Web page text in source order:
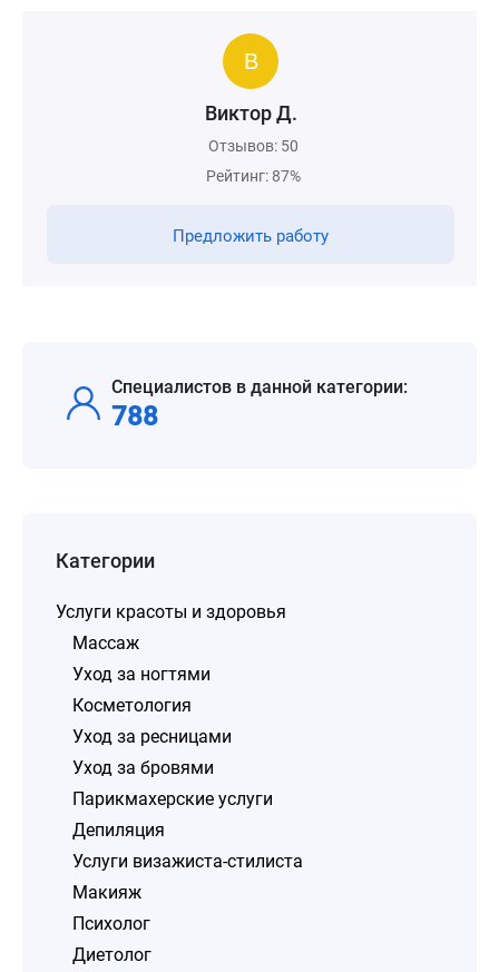
Виктор Д.
Отзывов: 50
Рейтинг: 87%
Предложить работу
Специалистов в данной категории:
788
Категории
Услуги красоты и здоровья
Массаж
Уход за ногтями
Косметология
Уход за ресницами
Уход за бровями
Парикмахерские услуги
Депиляция
Услуги визажиста-стилиста
Макияж
Психолог
Диетолог